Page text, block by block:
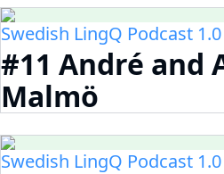
Swedish LingQ Podcast 1.0
#11 André and
Malmö
Swedish LingQ Podcast 1.0